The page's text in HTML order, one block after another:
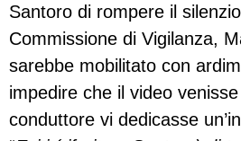
Santoro di rompere il
Commissione di Vigilanza,
sarebbe mobilitato con
impedire che il video
conduttore vi dedicasse